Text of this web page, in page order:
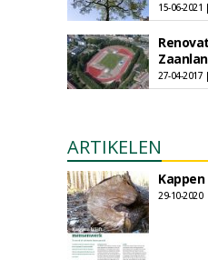
15-06-2021
27-04-2017
ARTIKELEN
29-10-2020